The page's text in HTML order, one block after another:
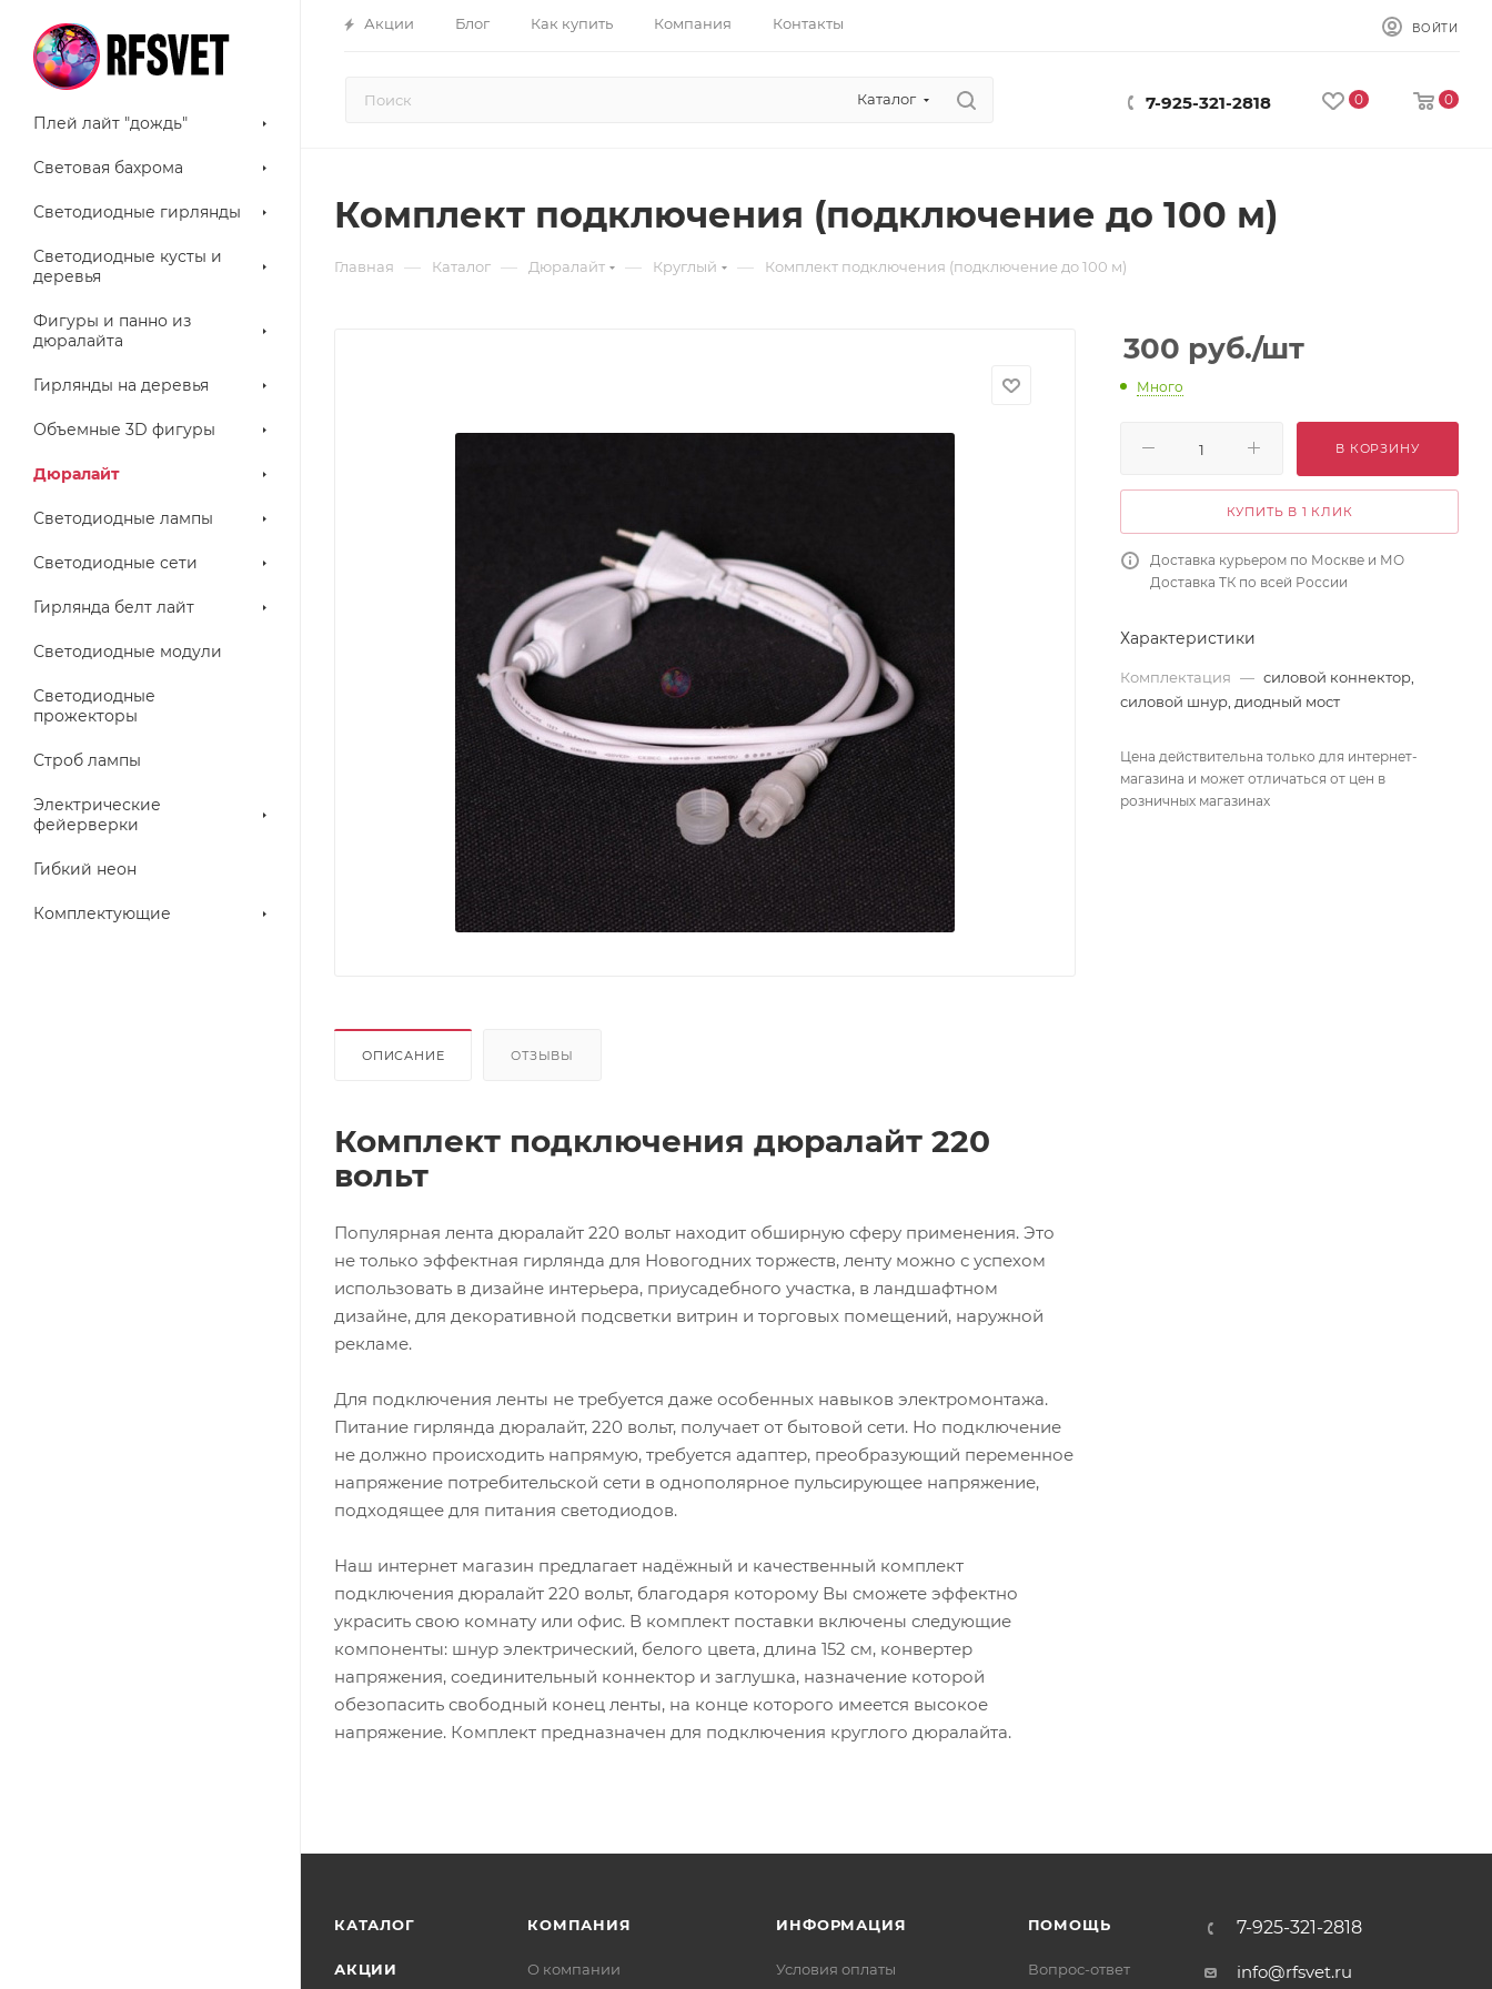
Акции Блог Как купить Компания Контакты ВОЙТИ
Каталог 7-925-321-2818 0 0
Плей лайт "дождь"
Световая бахрома
Светодиодные гирлянды
Светодиодные кусты и
деревья
Фигуры и панно из
дюралайта
Гирлянды на деревья
Объемные 3D фигуры
Дюралайт
Светодиодные лампы
Светодиодные сети
Гирлянда белт лайт
Светодиодные модули
Светодиодные
прожекторы
Строб лампы
Электрические
фейерверки
Гибкий неон
Комплектующие
Комплект подключения (подключение до 100 м)
Главная — Каталог — Дюралайт — Круглый — Комплект подключения (подключение до 100 м)
ОПИСАНИЕ ОТЗЫВЫ
Комплект подключения дюралайт 220
вольт
Популярная лента дюралайт 220 вольт находит обширную сферу применения. Это
не только эффектная гирлянда для Новогодних торжеств, ленту можно с успехом
использовать в дизайне интерьера, приусадебного участка, в ландшафтном
дизайне, для декоративной подсветки витрин и торговых помещений, наружной
рекламе.
Для подключения ленты не требуется даже особенных навыков электромонтажа.
Питание гирлянда дюралайт, 220 вольт, получает от бытовой сети. Но подключение
не должно происходить напрямую, требуется адаптер, преобразующий переменное
напряжение потребительской сети в однополярное пульсирующее напряжение,
подходящее для питания светодиодов.
Наш интернет магазин предлагает надёжный и качественный комплект
подключения дюралайт 220 вольт, благодаря которому Вы сможете эффектно
украсить свою комнату или офис. В комплект поставки включены следующие
компоненты: шнур электрический, белого цвета, длина 152 см, конвертер
напряжения, соединительный коннектор и заглушка, назначение которой
обезопасить свободный конец ленты, на конце которого имеется высокое
напряжение. Комплект предназначен для подключения круглого дюралайта.
300 руб./шт
Много
В КОРЗИНУ
КУПИТЬ В 1 КЛИК
Доставка курьером по Москве и МО
Доставка ТК по всей России
Характеристики
Комплектация — силовой коннектор,
силовой шнур, диодный мост
Цена действительна только для интернет-
магазина и может отличаться от цен в
розничных магазинах
КАТАЛОГ
АКЦИИ
КОМПАНИЯ
О компании
ИНФОРМАЦИЯ
Условия оплаты
ПОМОЩЬ
Вопрос-ответ
7-925-321-2818
info@rfsvet.ru